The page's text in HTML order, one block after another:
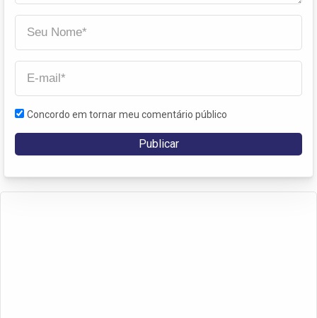
Concordo em tornar meu comentário público